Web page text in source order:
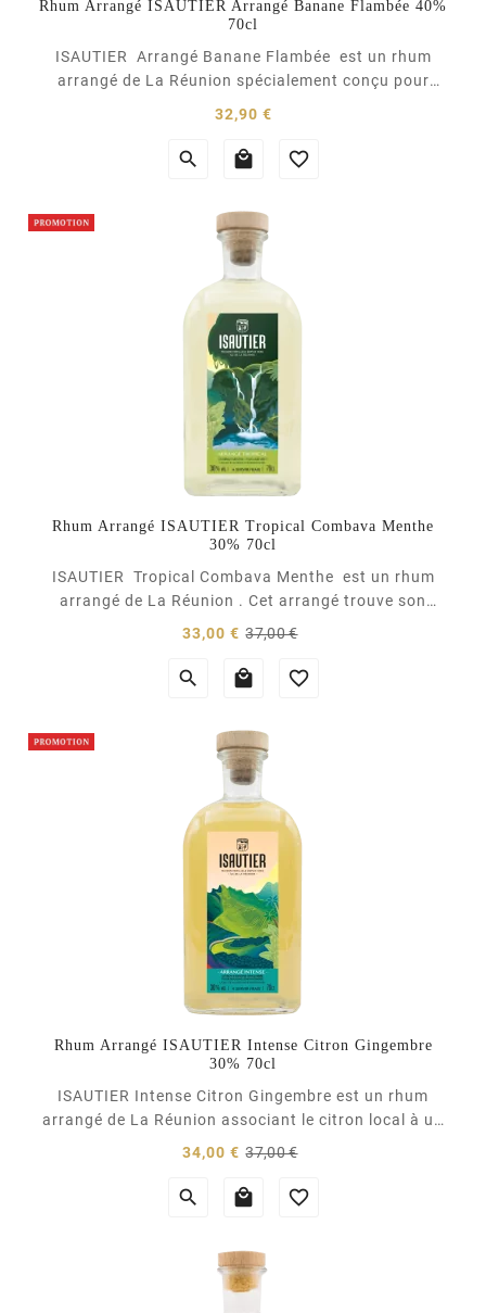
Rhum Arrangé ISAUTIER Arrangé Banane Flambée 40%
70cl
ISAUTIER Arrangé Banane Flambée est un rhum
arrangé de La Réunion spécialement conçu pour
rappeler la gourmandise d’un dessert auquel on ne
bouche il allie la saveur du fruit aux notes...
32,90 €Prix
  
Rhum Arrangé ISAUTIER Tropical Combava Menthe
30% 70cl
ISAUTIER Tropical Combava Menthe est un rhum
arrangé de La Réunion . Cet arrangé trouve son
inspiration dans la fraîcheur des cascades de l’île,
délicat typique de la cuisine...
33,00 € 37,00 €
  
Rhum Arrangé ISAUTIER Intense Citron Gingembre
30% 70cl
ISAUTIER Intense Citron Gingembre est un rhum
arrangé de La Réunion associant le citron local à un
macérat de gingembre. Ce rhum arrangé illustre les
déguste frais, en apéritif, en cocktail,...
34,00 € 37,00 €
  